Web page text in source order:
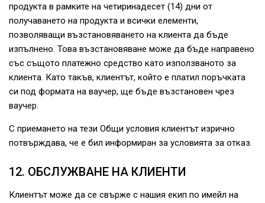
продукта в рамките на четиринадесет (14) дни от
получаването на продукта и всички елементи,
позволяващи възстановяването на клиента да бъде
изпълнено. Това възстановяване може да бъде направено
със същото платежно средство като използваното за
клиента. Като такъв, клиентът, който е платил поръчката
си под формата на ваучер, ще бъде възстановен чрез
ваучер.
С приемането на тези Общи условия клиентът изрично
потвърждава, че е бил информиран за условията за отказ.
12. ОБСЛУЖВАНЕ НА КЛИЕНТИ
Клиентът може да се свърже с нашия екип по имейл на